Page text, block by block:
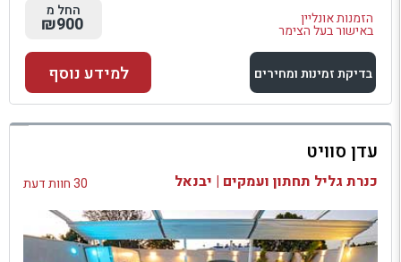
הזמנות אונליין
באישור בעל הצימר
החל מ
₪900
בדיקת זמינות ומחירים
למתחם זה
בדיקת זמינות ומחירים
למידע נוסף
עדן סוויט
כנרת גליל תחתון ועמקים | יבנאל 30 חוות דעת